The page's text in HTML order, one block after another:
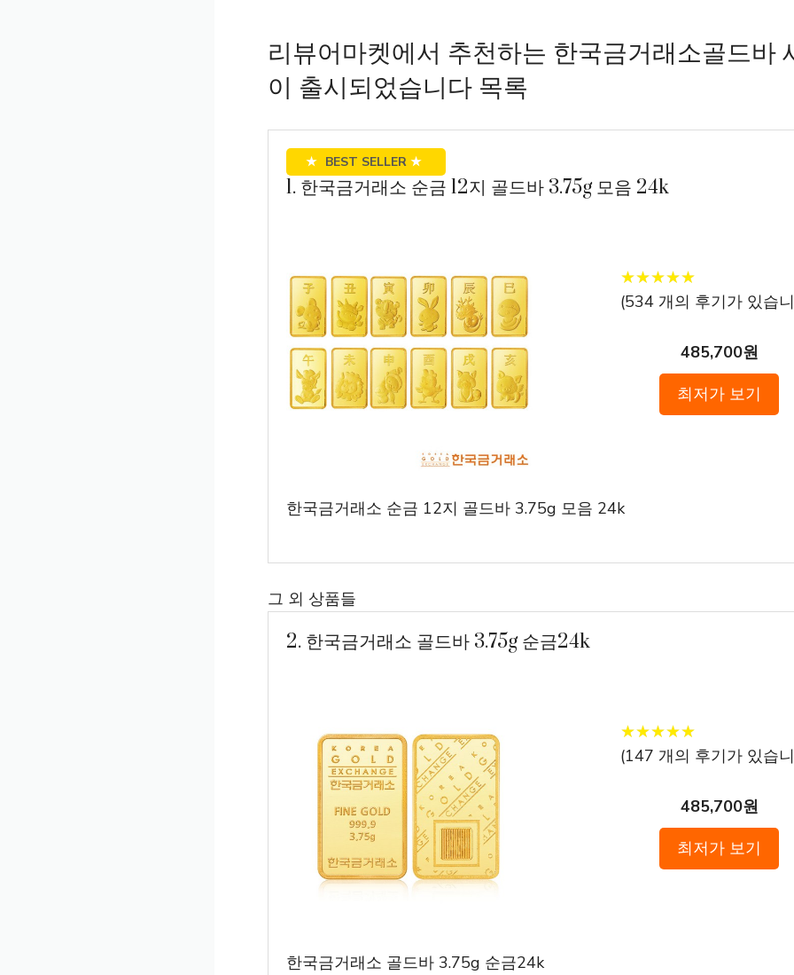
리뷰어마켓에서 추천하는 한국금거래소골드바
이 출시되었습니다 목록
★ BEST SELLER ★
1. 한국금거래소 순금 12지 골드바 3.75g 모음 24k
★★★★★
★★★★★
(534개의 후기가 있습
485,700원
최저가 보기
한국금거래소 순금 12지 골드바 3.75g 모음 24k
그 외 상품들
2. 한국금거래소 골드바 3.75g 순금24k
★★★★★
★★★★★
(147 개의 후기가 있습
485,700원
최저가 보기
한국금거래소 골드바 3.75g 순금24k